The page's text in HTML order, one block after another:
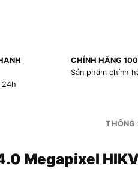
24h
CHÍNH HÃNG
Sản phẩm chính
THÔNG
Megapixel